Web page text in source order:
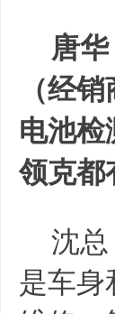
唐
（经
电池
领克都
沈
是车